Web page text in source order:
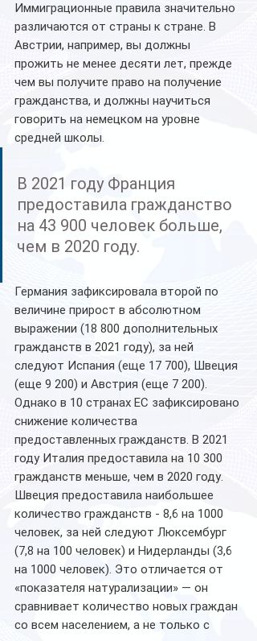
Иммиграционные правила значительно
различаются от страны к стране. В
Австрии, например, вы должны
прожить не менее десяти лет, прежде
чем вы получите право на получение
гражданства, и должны научиться
говорить на немецком на уровне
средней школы.
В 2021 году Франция
предоставила гражданство
на 43 900 человек больше,
чем в 2020 году.
Германия зафиксировала второй по
величине прирост в абсолютном
выражении (18 800 дополнительных
гражданств в 2021 году), за ней
следуют Испания (еще 17 700), Швеция
(еще 9 200) и Австрия (еще 7 200).
Однако в 10 странах ЕС зафиксировано
снижение количества
предоставленных гражданств. В 2021
году Италия предоставила на 10 300
гражданств меньше, чем в 2020 году.
Швеция предоставила наибольшее
количество гражданств - 8,6 на 1000
человек, за ней следуют Люксембург
(7,8 на 100 человек) и Нидерланды (3,6
на 1000 человек). Это отличается от
«показателя натурализации» — он
сравнивает количество новых граждан
со всем населением, а не только с